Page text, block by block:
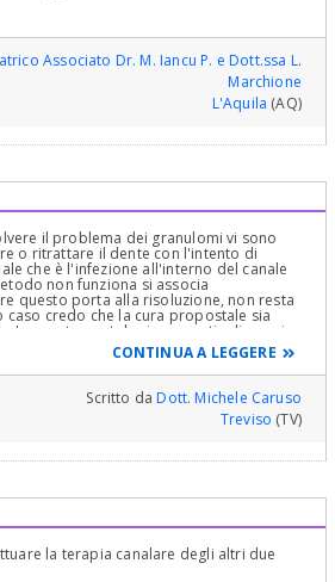
Associato Dr. M. Iancu P. e Dott.ssa L.
Marchione
L'Aquila (AQ)
il problema dei granulomi vi sono
o ritrattare il dente con l'intento di
che è l'infezione all'interno del canale
non funziona si associa
questo porta alla risoluzione, non resta
caso credo che la cura propostale sia
In questo portale vi sono articoli e casi
la potranno aiutare a comprendere
CONTINUA A LEGGERE
Scritto daDott. Michele Caruso
Treviso (TV)
la terapia canalare degli altri due